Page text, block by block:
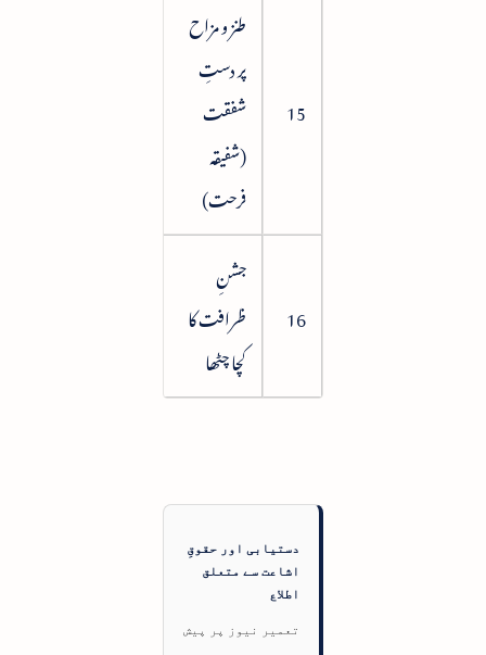
15
طنز و مزاح
پر دستِ
شفقت
(شفیقہ
فرحت)
16
جشنِ
ظرافت کا
کچا چٹھا
دستیابی اور حقوقِ
اشاعت سے متعلق
اطلاع
تعمیر نیوز پر پیش